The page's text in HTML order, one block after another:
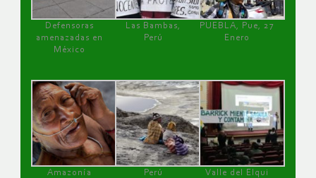
Defensoras
amenazadas en
México
Las Bambas,
Perú
PUEBLA, Pue, 27
Enero
Amazonía
Perú
Valle del Elqui